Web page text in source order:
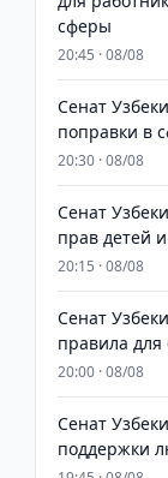
сферы
20:45 · 08/08
Сенат
поправки в
20:30 · 08/08
Сенат
прав детей
20:15 · 08/08
Сенат
правила для
20:00 · 08/08
Сенат
поддержки